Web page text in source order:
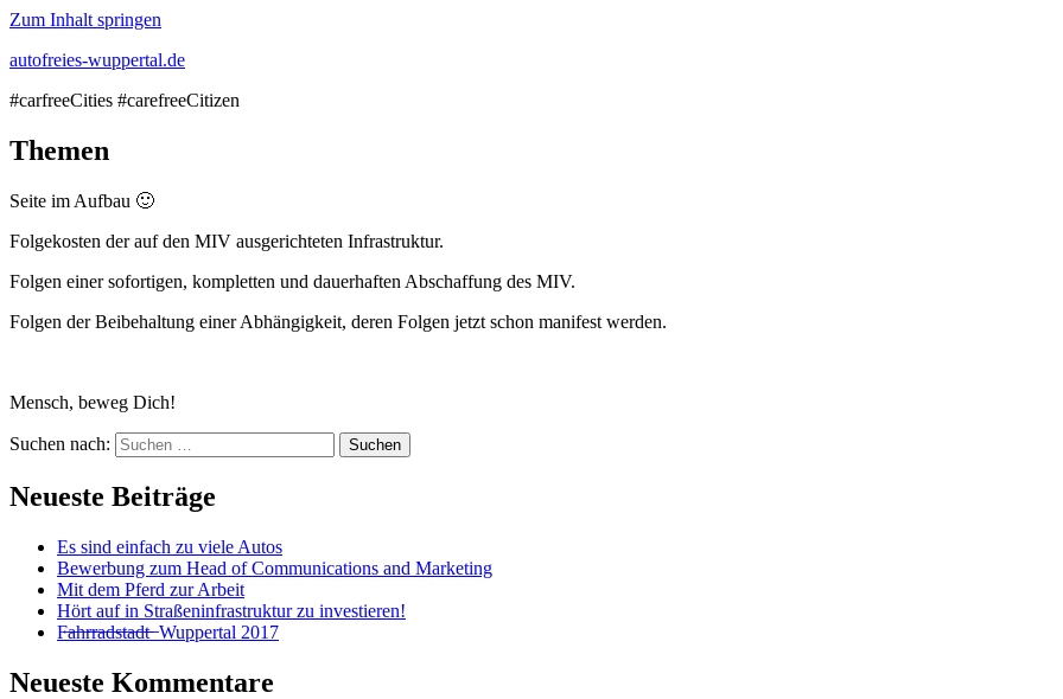
Zum Inhalt springen
autofreies-wuppertal.de
#carfreeCities #carefreeCitizen
Themen
Seite im Aufbau 🙂
Folgekosten der auf den MIV ausgerichteten Infrastruktur.
Folgen einer sofortigen, kompletten und dauerhaften Abschaffung des MIV.
Folgen der Beibehaltung einer Abhängigkeit, deren Folgen jetzt schon manifest werden.
Mensch, beweg Dich!
Suchen nach:
Neueste Beiträge
Es sind einfach zu viele Autos
Bewerbung zum Head of Communications and Marketing
Mit dem Pferd zur Arbeit
Hört auf in Straßeninfrastruktur zu investieren!
F̶a̶h̶r̶r̶a̶d̶s̶t̶a̶d̶t̶ ̶ Wuppertal 2017
Neueste Kommentare